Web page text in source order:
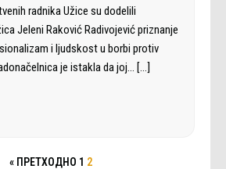
radnika Užice su dodelili
Jeleni Raković Radivojević priznanje
i ljudskost u borbi protiv
je istakla da joj…
[…]
« ПРЕТХОДНО 1 2